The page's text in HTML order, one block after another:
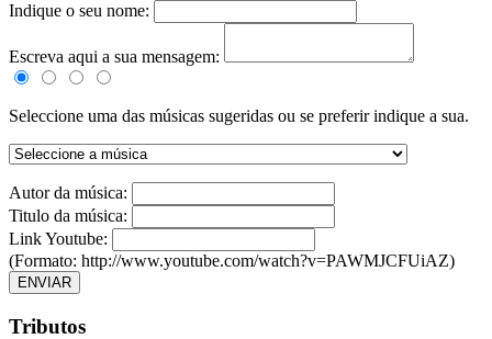
Indique o seu nome:
Escreva aqui a sua mensagem:
Seleccione uma das músicas sugeridas ou se preferir indique a sua.
Autor da música:
Titulo da música:
Link Youtube:
(Formato: http://www.youtube.com/watch?v=PAWMJCFUiAZ)
ENVIAR
Tributos